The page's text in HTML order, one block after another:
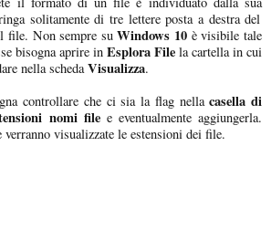
solitamente di tre lettere posta a destra del
file. Non sempre suWindows 10 è visibile tale
bisogna aprire in Esplora File la cartella in cui
nella schedaVisualizza.
controllare che ci sia la flag nellacasella di
nomi filee eventualmente aggiungerla.
verranno visualizzate le estensioni dei file.